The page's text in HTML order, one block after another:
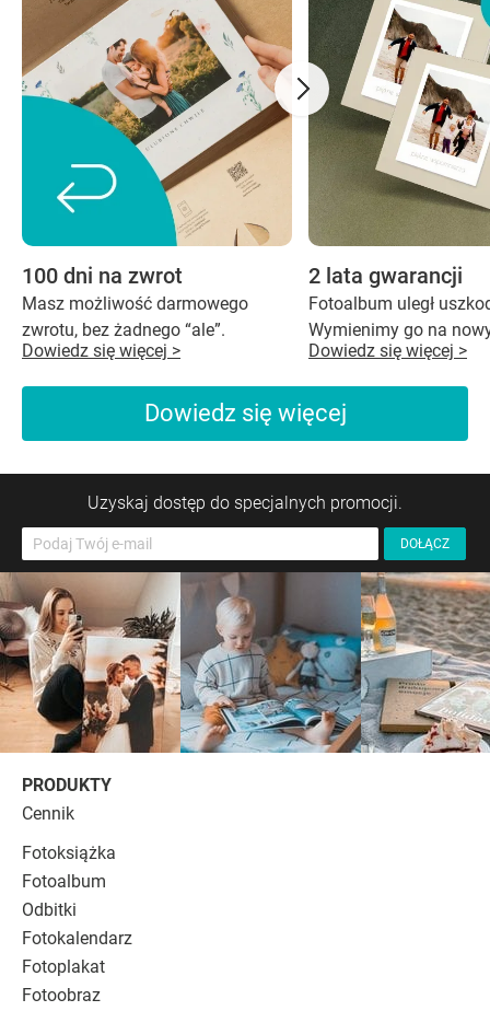
100 dni na zwrot
Masz możliwość darmowego
zwrotu, bez żadnego “ale”.
Dowiedz się więcej >
2 lata gwarancji
Fotoalbum uległ
Wymienimy go na
Dowiedz się więcej >
Dowiedz się więcej
Uzyskaj dostęp do specjalnych promocji.
PRODUKTY
Cennik
Fotoksiążka
Fotoalbum
Odbitki
Fotokalendarz
Fotoplakat
Fotoobraz